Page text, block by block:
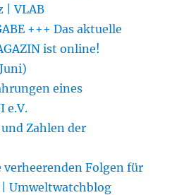
| VLAB
+++ Das aktuelle
ist online!
eines
e.V.
Zahlen der
Folgen für
Umweltwatchblog